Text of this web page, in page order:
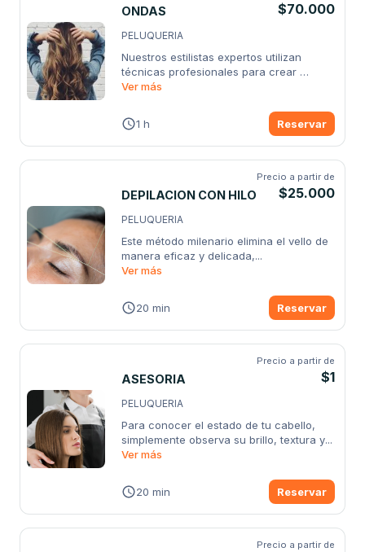
ONDAS $70.000
PELUQUERIA
Nuestros estilistas expertos utilizan
técnicas profesionales para crear
ondas...
Ver más
1 h Reservar
DEPILACION CON HILO
Precio a partir de
$25.000
PELUQUERIA
Este método milenario elimina el vello de
manera eficaz y delicada,...
Ver más
20 min Reservar
ASESORIA
Precio a partir de
$1
PELUQUERIA
Para conocer el estado de tu cabello,
simplemente observa su brillo, textura y...
Ver más
20 min Reservar
Precio a partir de